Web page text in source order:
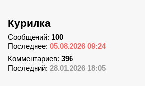
Курилка
Сообщений: 100
Последнее: 05.08.2026 09:24
Комментариев: 396
Последний: 28.01.2026 18:05